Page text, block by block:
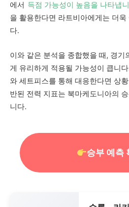
에서 득점 가능성이 높음을 나타냅
을 활용한다면 라트비아에게는 더
다.
이와 같은 분석을 종합했을 때, 경기
게 유리하게 적용될 가능성이 큽니
와 세트피스를 통해 대응한다면 상
반된 전력 지표는 북마케도니아의
니다.
승부 예측